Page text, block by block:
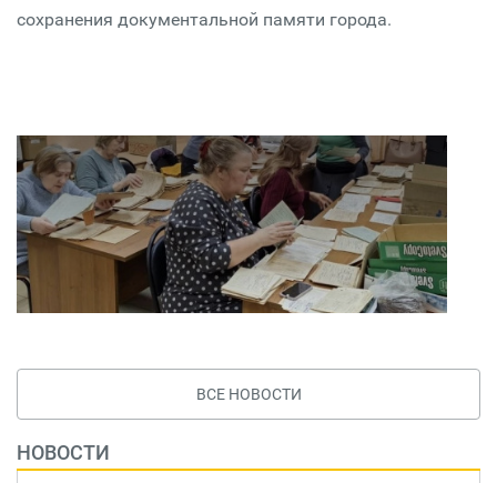
сохранения документальной памяти города.
ВСЕ НОВОСТИ
НОВОСТИ